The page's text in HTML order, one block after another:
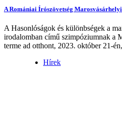
A Romániai Írószövetség
A Hasonlóságok és különbségek a
irodalomban című szimpóziumnak a
terme ad otthont, 2023. október 21-
Hírek